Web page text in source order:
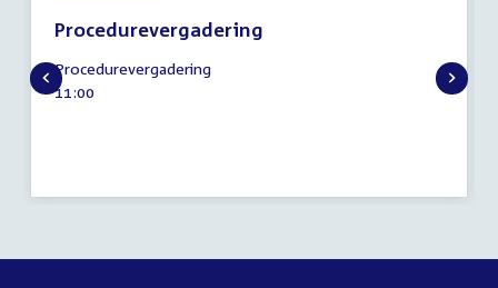
Procedurevergadering
april
2025
Procedurevergadering
Tijd
11:00